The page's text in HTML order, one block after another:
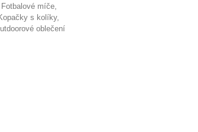
fotbalové míče
kopačky s kolíky
outdoorové oblečení